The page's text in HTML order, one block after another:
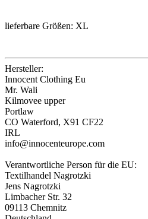
lieferbare Größen: XL
Hersteller:
Innocent Clothing Eu
Mr. Wali
Kilmovee upper
Portlaw
CO Waterford, X91 CF22
IRL
info@innocenteurope.com
Verantwortliche Person für die EU:
Textilhandel Nagrotzki
Jens Nagrotzki
Limbacher Str. 32
09113 Chemnitz